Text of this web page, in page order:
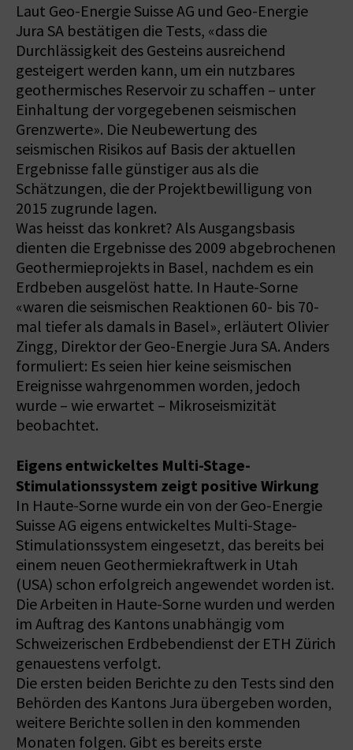
Laut Geo-Energie Suisse AG und Geo-Energie
Jura SA bestätigen die Tests, «dass die
Durchlässigkeit des Gesteins ausreichend
gesteigert werden kann, um ein nutzbares
geothermisches Reservoir zu schaffen – unter
Einhaltung der vorgegebenen seismischen
Grenzwerte». Die Neubewertung des
seismischen Risikos auf Basis der aktuellen
Ergebnisse falle günstiger aus als die
Schätzungen, die der Projektbewilligung von
2015 zugrunde lagen.
Was heisst das konkret? Als Ausgangsbasis
dienten die Ergebnisse des 2009 abgebrochenen
Geothermieprojekts in Basel, nachdem es ein
Erdbeben ausgelöst hatte. In Haute-Sorne
«waren die seismischen Reaktionen 60- bis 70-
mal tiefer als damals in Basel», erläutert Olivier
Zingg, Direktor der Geo-Energie Jura SA. Anders
formuliert: Es seien hier keine seismischen
Ereignisse wahrgenommen worden, jedoch
wurde – wie erwartet – Mikroseismizität
beobachtet.
Eigens entwickeltes Multi-Stage-
Stimulationssystem zeigt positive Wirkung
In Haute-Sorne wurde ein von der Geo-Energie
Suisse AG eigens entwickeltes Multi-Stage-
Stimulationssystem eingesetzt, das bereits bei
einem neuen Geothermiekraftwerk in Utah
(USA) schon erfolgreich angewendet worden ist.
Die Arbeiten in Haute-Sorne wurden und werden
im Auftrag des Kantons unabhängig vom
Schweizerischen Erdbebendienst der ETH Zürich
genauestens verfolgt.
Die ersten beiden Berichte zu den Tests sind den
Behörden des Kantons Jura übergeben worden,
weitere Berichte sollen in den kommenden
Monaten folgen. Gibt es bereits erste